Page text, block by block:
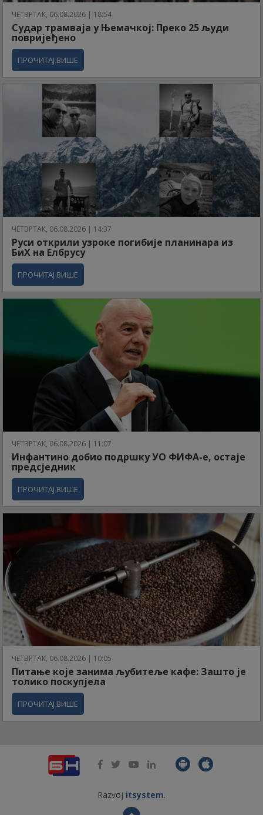
ЧЕТВРТАК, 06.08.2026 | 18:54
Судар трамваја у Њемачкој: Преко 25 људи
повријеђено
ПРОЧИТАЈ ВИШЕ
ЧЕТВРТАК, 06.08.2026 | 14:37
Руси открили узроке погибије планинара из
БиХ на Елбрусу
ПРОЧИТАЈ ВИШЕ
ЧЕТВРТАК, 06.08.2026 | 11:07
Инфантино добио подршку УО ФИФА-е, остаје
предсједник
ПРОЧИТАЈ ВИШЕ
ЧЕТВРТАК, 06.08.2026 | 10:05
Питање које занима љубитеље кафе: Зашто је
толико поскупјела
ПРОЧИТАЈ ВИШЕ
Razvoj itsystem.